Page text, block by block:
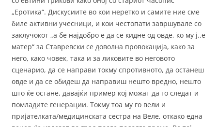
„Еротика“. Дискусиите во кои неретко и самите ние сме
биле активни учесници, и кои честопати завршувале со
заклучокот „а бе најдобро е да се кидне од овде, ко му ј..е
матер“ за Ставревски се доволна провокација, како за
него, како човек, така и за ликовите во неговото
сценарио, да се направи токму спротивното, да останеш
овде и да се обидеш да направиш нешто вредно, нешто
што ќе остане, давајќи пример кој можат да го следат и
помладите генерации. Токму тоа му го вели и
пријателката/медицинската сестра на Веле, откако една